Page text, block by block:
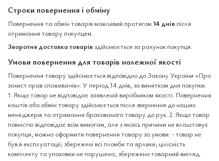
Строки повернення і обміну
Повернення та обмін товарів можливий протягом 14 днів після
отримання товару покупцем.
Зворотня доставка товарівздійснюється за рахунок покупця.
Умови повернення для товарів належної якості
Повернення товару здійснюється відповідно до Закону України «Про
захист прав споживачів». У період 14 днів, за винятком дня покупки.
1. Якщо товар не відповідає заявленій виробником якості. Повернення
коштів або обмін товару здійснюється після звернення до наших
менеджерів та отримання бракованого товару до рук. 2. Якщо товар
повністю відповідає всім вимогам, але з якоїсь причини не влаштовує
покупця, можна оформити повернення товару за умови: - товар не
був в експлуатації; збережені всі пломби та ярлики; цілісність
комплекту та упаковки не порушена, збережено товарний вигляд.